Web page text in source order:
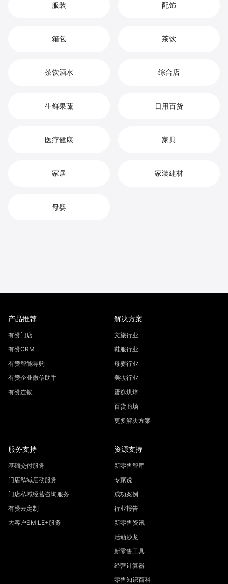
服装 配饰
箱包 茶饮
茶饮酒水 综合店
生鲜果蔬 日用百货
医疗健康 家具
家居 家装建材
母婴
产品推荐
有赞门店
有赞CRM
有赞智能导购
有赞企业微信助手
有赞连锁
解决方案
文旅行业
鞋服行业
母婴行业
美妆行业
蛋糕烘焙
百货商场
更多解决方案
服务支持
基础交付服务
门店私域启动服务
门店私域经营咨询服务
有赞云定制
大客户SMILE+服务
资源支持
新零售智库
专家说
成功案例
行业报告
新零售资讯
活动沙龙
新零售工具
经营计算器
零售知识百科